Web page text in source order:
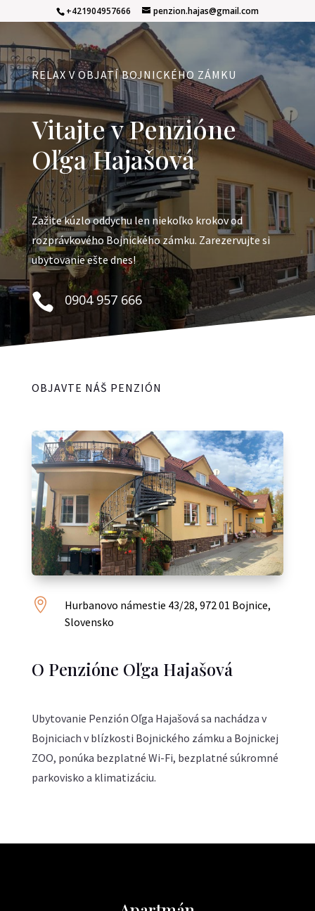
+421904957666 penzion.hajas@gmail.com
RELAX V OBJATÍ BOJNICKÉHO ZÁMKU
Vitajte v Penzióne
Oľga Hajašová
Zažite kúzlo oddychu len niekoľko krokov od
rozprávkového Bojnického zámku. Zarezervujte si
ubytovanie ešte dnes!
 0904 957 666
OBJAVTE NÁŠ PENZIÓN

Hurbanovo námestie 43/28, 972 01 Bojnice,
Slovensko
O Penzióne Oľga Hajašová
Ubytovanie Penzión Oľga Hajašová sa nachádza v
Bojniciach v blízkosti Bojnického zámku a Bojnickej
ZOO, ponúka bezplatné Wi-Fi, bezplatné súkromné
parkovisko a klimatizáciu.